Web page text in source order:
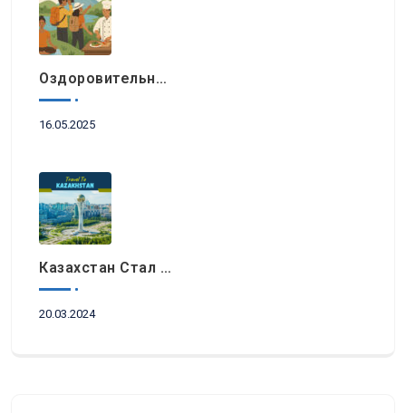
Оздоровительный Отдых, Знакомство С Природными Достопримечательностями И Гастрономический Туризм Возглавляют Список Туристических Трендов 2025 Года В Регионе EEMEA
16.05.2025
Казахстан Стал Топовым Направлением Для Туристов Из ОАЭ Во Время Ораза-Айта
20.03.2024